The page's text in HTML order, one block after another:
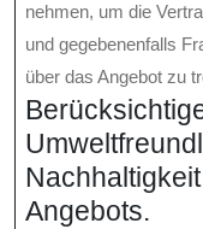
nehmen, um die
und gegebenenfalls
über das Angebot zu
Angebots.